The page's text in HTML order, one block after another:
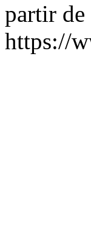
partir de
https://